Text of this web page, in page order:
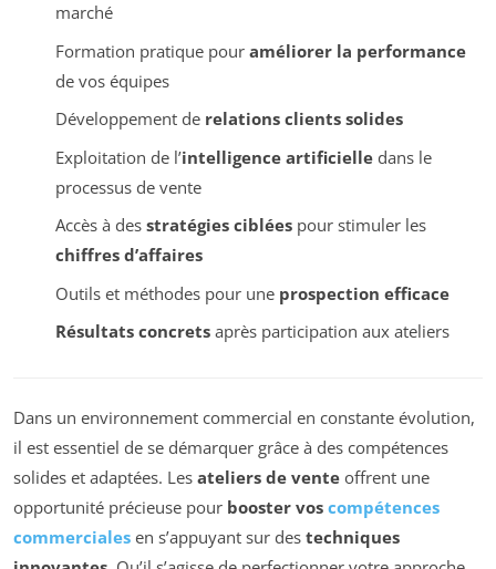
marché
Formation pratique pour améliorer la performance
de vos équipes
Développement de relations clients solides
Exploitation de l’intelligence artificielledans le
processus de vente
Accès à des stratégies cibléespour stimuler les
chiffres d’affaires
Outils et méthodes pour une prospection efficace
Résultats concretsaprès participation aux ateliers
Dans un environnement commercial en constante évolution,
il est essentiel de se démarquer grâce à des compétences
solides et adaptées. Les ateliers de vente offrent une
opportunité précieuse pour booster vos compétences
commerciales en s’appuyant sur des techniques